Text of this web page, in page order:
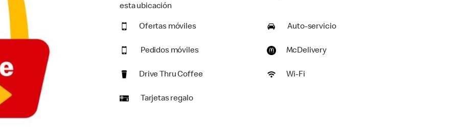
esta ubicación
Ofertas móviles Auto-servicio
Pedidos móviles McDelivery
Drive Thru Coffee Wi-Fi
Tarjetas regalo